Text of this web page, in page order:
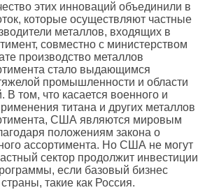
этих инноваций объединили в
которые осуществляют частные
металлов, входящих в
совместно с министерством
производство металлов
стало выдающимся
промышленности и области
В том, что касается военного и
титана и других металлов
США являются мировым
положениям закона о
ассортимента. Но США не могут
сектор продолжит инвестиции
если базовый бизнес
такие как Россия.